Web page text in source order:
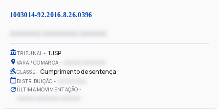
1003014-92.2016.8.26.0396
TRIBUNAL TJSP
VARA / COMARCA
CLASSE Cumprimento de sentença
DISTRIBUIÇÃO
ÚLTIMA MOVIMENTAÇÃO